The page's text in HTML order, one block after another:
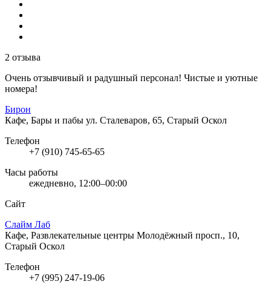
2 отзыва
Очень отзывчивый и радушный персонал! Чистые и уютные
номера!
Бирон
Кафе, Бары и пабы ул. Сталеваров, 65, Старый Оскол
Телефон
+7 (910) 745-65-65
Часы работы
ежедневно, 12:00–00:00
Сайт
Слайм Лаб
Кафе, Развлекательные центры Молодёжный просп., 10,
Старый Оскол
Телефон
+7 (995) 247-19-06